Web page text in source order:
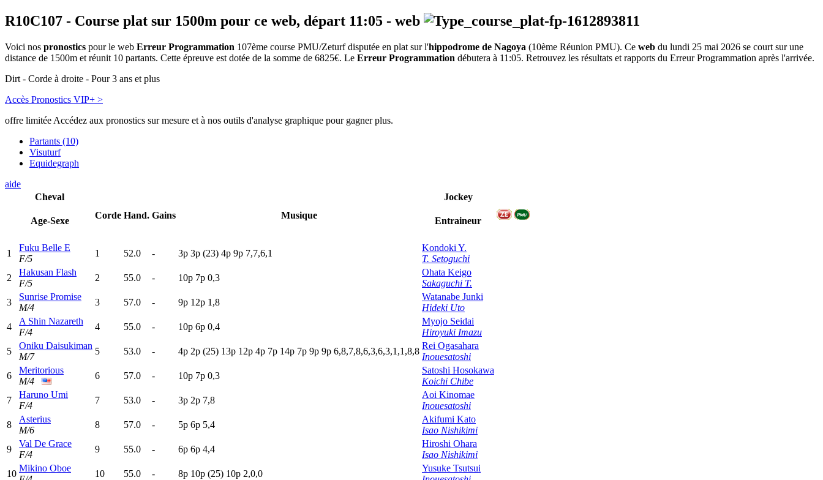
R10C107 - Course plat sur 1500m pour ce web, départ 11:05 - web
Voici nos pronostics pour le web Erreur Programmation 107ème course PMU/Zeturf disputée en plat sur l'hippodrome de Nagoya (10ème Réunion PMU). Ce web du lundi 25 mai 2026 se court sur une
distance de 1500m et réunit 10 partants. Cette épreuve est dotée de la somme de 6825€. Le Erreur Programmation débutera à 11:05. Retrouvez les résultats et rapports du Erreur Programmation après l'arrivée.
Dirt - Corde à droite - Pour 3 ans et plus
Accès Pronostics VIP+ >
offre limitée Accédez aux pronostics sur mesure et à nos outils d'analyse graphique pour gagner plus.
Partants (10)
Visuturf
Equidegraph
aide
Cheval
Age-Sexe
Corde Hand. Gains Musique
Jockey
Entraineur
1
Fuku Belle E
F/5
1 52.0 - 3p 3p (23) 4p 9p 7,7,6,1
Kondoki Y.
T. Setoguchi
2
Hakusan Flash
F/5
2 55.0 - 10p 7p 0,3
Ohata Keigo
Sakaguchi T.
3
Sunrise Promise
M/4
3 57.0 - 9p 12p 1,8
Watanabe Junki
Hideki Uto
4
A Shin Nazareth
F/4
4 55.0 - 10p 6p 0,4
Myojo Seidai
Hiroyuki Imazu
5
Oniku Daisukiman
M/7
5 53.0 - 4p 2p (25) 13p 12p 4p 7p 14p 7p 9p 9p 6,8,7,8,6,3,6,3,1,1,8,8
Rei Ogasahara
Inouesatoshi
6
Meritorious
M/4
6 57.0 - 10p 7p 0,3
Satoshi Hosokawa
Koichi Chibe
7
Haruno Umi
F/4
7 53.0 - 3p 2p 7,8
Aoi Kinomae
Inouesatoshi
8
Asterius
M/6
8 57.0 - 5p 6p 5,4
Akifumi Kato
Isao Nishikimi
9
Val De Grace
F/4
9 55.0 - 6p 6p 4,4
Hiroshi Ohara
Isao Nishikimi
10
Mikino Oboe
10 55.0 - 8p 10p (25) 10p 2,0,0
Yusuke Tsutsui